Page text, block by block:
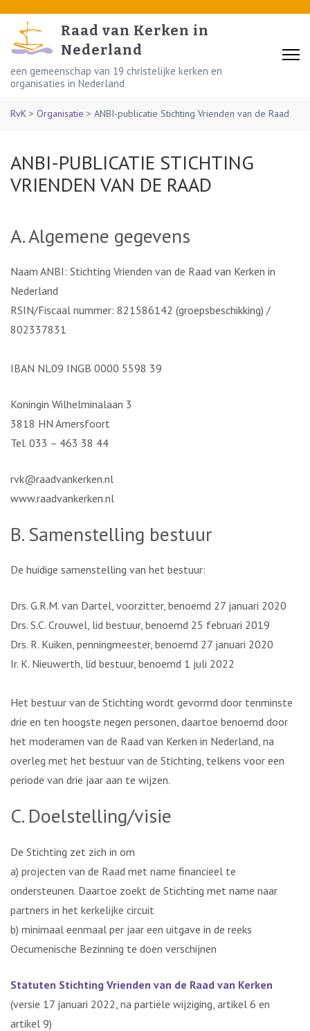
content
(Press
Enter)
Raad van Kerken in
Nederland
een gemeenschap van 19 christelijke kerken en
organisaties in Nederland
RvK > Organisatie > ANBI-publicatie Stichting Vrienden van de Raad
ANBI-PUBLICATIE STICHTING
VRIENDEN VAN DE RAAD
A. Algemene gegevens
Naam ANBI: Stichting Vrienden van de Raad van Kerken in
Nederland
RSIN/Fiscaal nummer: 821586142 (groepsbeschikking) /
802337831
IBAN NL09 INGB 0000 5598 39
Koningin Wilhelminalaan 3
3818 HN Amersfoort
Tel. 033 – 463 38 44
rvk@raadvankerken.nl
www.raadvankerken.nl
B. Samenstelling bestuur
De huidige samenstelling van het bestuur:
Drs. G.R.M. van Dartel, voorzitter, benoemd 27 januari 2020
Drs. S.C. Crouwel, lid bestuur, benoemd 25 februari 2019
Drs. R. Kuiken, penningmeester, benoemd 27 januari 2020
Ir. K. Nieuwerth, lid bestuur, benoemd 1 juli 2022
Het bestuur van de Stichting wordt gevormd door tenminste
drie en ten hoogste negen personen, daartoe benoemd door
het moderamen van de Raad van Kerken in Nederland, na
overleg met het bestuur van de Stichting, telkens voor een
periode van drie jaar aan te wijzen.
C. Doelstelling/visie
De Stichting zet zich in om
a) projecten van de Raad met name financieel te
ondersteunen. Daartoe zoekt de Stichting met name naar
partners in het kerkelijke circuit
b) minimaal eenmaal per jaar een uitgave in de reeks
Oecumenische Bezinning te doen verschijnen
Statuten Stichting Vrienden van de Raad van Kerken
(versie 17 januari 2022, na partiële wijziging, artikel 6 en
artikel 9)